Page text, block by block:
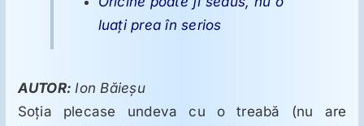
ORL
luaţi prea în serios
AUTOR:Ion Băieşu
Soţia plecase undeva cu o treabă (nu are